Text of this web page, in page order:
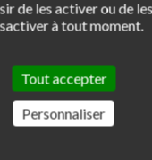
erreur en cas
permis
obtenir un
de les activer ou de les
à tout moment.
Tout accepter
Personnaliser